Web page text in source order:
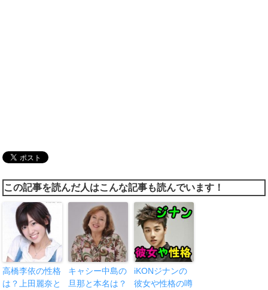
この記事を読んだ人はこんな記事も読んでいます！
高橋李依の性格
は？上田麗奈と
キャシー中島の
旦那と本名は？
iKONジナンの
彼女や性格の噂